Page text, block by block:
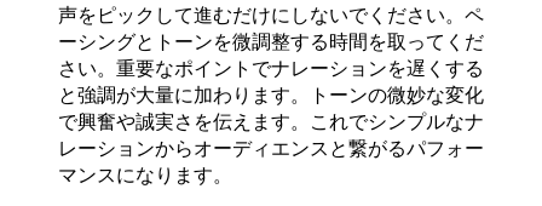
声をピックして進むだけにしないでください。ペ
ーシングとトーンを微調整する時間を取ってくだ
さい。重要なポイントでナレーションを遅くする
と強調が大量に加わります。トーンの微妙な変化
で興奮や誠実さを伝えます。これでシンプルなナ
レーションからオーディエンスと繋がるパフォー
マンスになります。